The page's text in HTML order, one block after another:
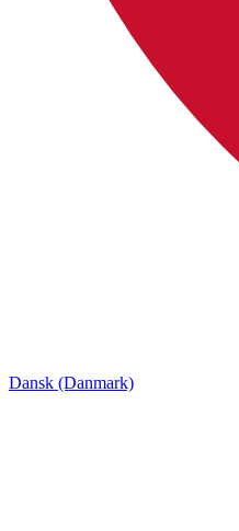
Dansk (Danmark)